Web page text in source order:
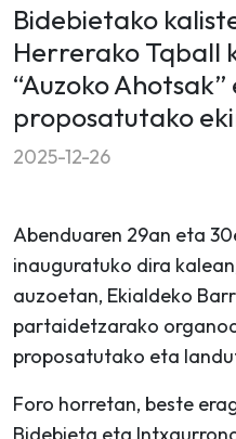
Bidebietako
Herrerako Tqball
“Auzoko
proposatutako
2025-12-26
Abenduaren 29an eta
inauguratuko dira
auzoetan, Ekialdeko
partaidetzarako
proposatutako eta
Foro horretan, beste
Bidebieta eta